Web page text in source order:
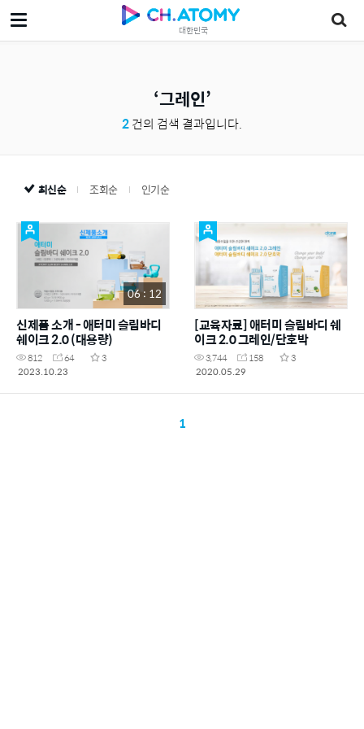
대한민국
그레인
2건의 검색 결과입니다.
최신순 조회순 인기순
06 : 12
신제품 소개 - 애터미 슬림바디
쉐이크 2.0 (대용량)
812 64
3
2023.10.23
[교육자료] 애터미 슬림바디 쉐
이크 2.0 그레인/단호박
3,744 158
3
2020.05.29
1